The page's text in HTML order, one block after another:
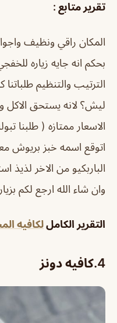
تقرير متابع :
المكان راقي ونظيف
بحكم انه جايه زياره
الترتيب والتنظيم
ليش؟ لانه يستحق الاكل
الاسعار ممتازه ( طلبنا
اتوقع اسمه خبز بريوش
الباربكيو من الاخر لذيذ
وان شاء الله ارجع لكم
التقرير الكامللكافيه
4. كافيه دونز